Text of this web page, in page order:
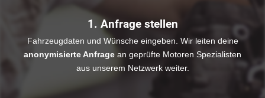
1. Anfrage stellen
Fahrzeugdaten und Wünsche eingeben. Wir leiten deine
anonymisierte Anfrage an geprüfte Motoren Spezialisten
aus unserem Netzwerk weiter.